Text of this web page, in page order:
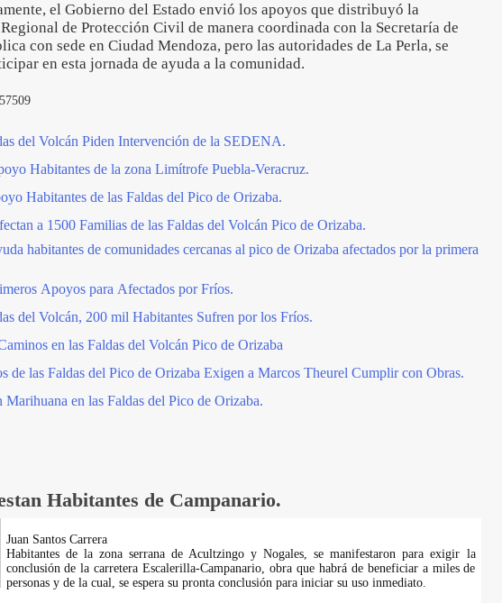
el Gobierno del Estado envió los apoyos que distribuyó la
de Protección Civil de manera coordinada con la Secretaría de
con sede en Ciudad Mendoza, pero las autoridades de La Perla, se
en esta jornada de ayuda a la comunidad.
del Volcán Piden Intervención de la SEDENA.
Habitantes de la zona Limítrofe Puebla-Veracruz.
Habitantes de las Faldas del Pico de Orizaba.
a 1500 Familias de las Faldas del Volcán Pico de Orizaba.
habitantes de comunidades cercanas al pico de Orizaba afectados por la primera
Apoyos para Afectados por Fríos.
del Volcán, 200 mil Habitantes Sufren por los Fríos.
en las Faldas del Volcán Pico de Orizaba
de las Faldas del Pico de Orizaba Exigen a Marcos Theurel Cumplir con Obras.
Marihuana en las Faldas del Pico de Orizaba.
Habitantes de Campanario.
Juan Santos Carrera
Habitantes de la zona serrana de Acultzingo y Nogales, se manifestaron para exigir la
conclusión de la carretera Escalerilla-Campanario, obra que habrá de beneficiar a miles de
personas y de la cual, se espera su pronta conclusión para iniciar su uso inmediato.